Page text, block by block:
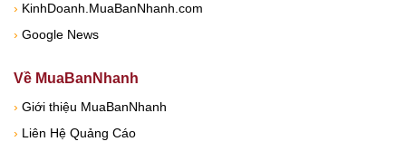
› KinhDoanh.MuaBanNhanh.com
› Google News
Về MuaBanNhanh
› Giới thiệu MuaBanNhanh
› Liên Hệ Quảng Cáo